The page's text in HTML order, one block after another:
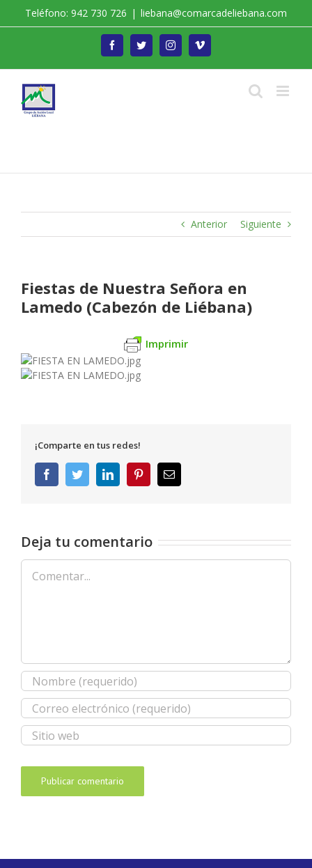
Teléfono: 942 730 726 | liebana@comarcadeliebana.com
FacebookTwitterInstagramVimeo
Anterior Siguiente
Fiestas de Nuestra Señora en
Lamedo (Cabezón de Liébana)
Imprimir
¡Comparte en tus redes!
FacebookTwitterLinkedInPinterestCorreo
electrónico
Deja tu comentario
Comentar